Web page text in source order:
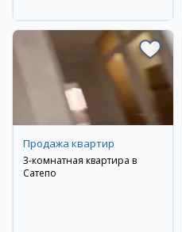
Продажа квартир
3-комнатная квартира в
Сатепо